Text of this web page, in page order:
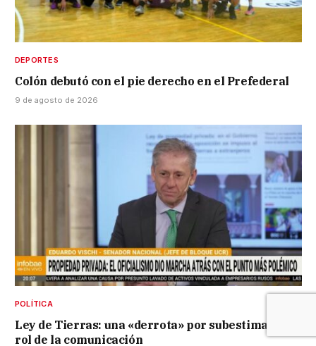
DEPORTES
Colón debutó con el pie derecho en el Prefederal
9 de agosto de 2026
POLÍTICA
Ley de Tierras: una «derrota» por subestimar el
rol de la comunicación